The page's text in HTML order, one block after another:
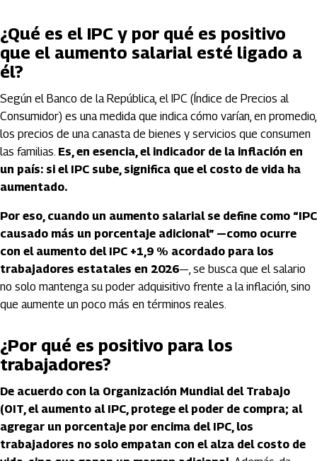
¿Qué es el IPC y por qué es positivo
que el aumento salarial esté ligado a
él?
Según el Banco de la República, el IPC (Índice de Precios al
Consumidor) es una medida que indica cómo varían, en promedio,
los precios de una canasta de bienes y servicios que consumen
las familias. Es, en esencia, el indicador de la inflación en
un país: si el IPC sube, significa que el costo de vida ha
aumentado.
Por eso, cuando un aumento salarial se define como “IPC
causado más un porcentaje adicional” —como ocurre
con el aumento del IPC +1,9 % acordado para los
trabajadores estatales en 2026—, se busca que el salario
no solo mantenga su poder adquisitivo frente a la inflación, sino
que aumente un poco más en términos reales.
¿Por qué es positivo para los
trabajadores?
De acuerdo con la Organización Mundial del Trabajo
(OIT, el aumento al IPC, protege el poder de compra; al
agregar un porcentaje por encima del IPC, los
trabajadores no solo empatan con el alza del costo de